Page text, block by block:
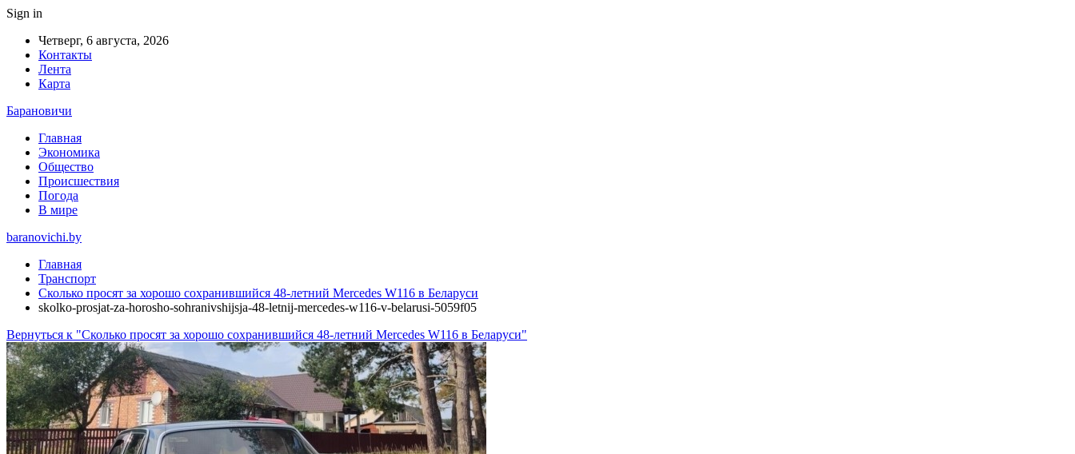
Sign in
Четверг, 6 августа, 2026
Контакты
Лента
Карта
Барановичи
Главная
Экономика
Общество
Происшествия
Погода
В мире
baranovichi.by
Главная
Транспорт
Сколько просят за хорошо сохранившийся 48-летний Mercedes W116 в Беларуси
skolko-prosjat-za-horosho-sohranivshijsja-48-letnij-mercedes-w116-v-belarusi-5059f05
Вернуться к "Сколько просят за хорошо сохранившийся 48-летний Mercedes W116 в Беларуси"